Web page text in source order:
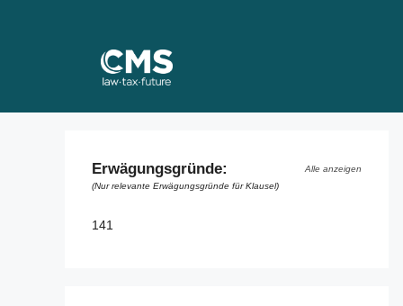
Erwägungsgründe:
Alle anzeigen
(Nur relevante Erwägungsgründe für Klausel)
141